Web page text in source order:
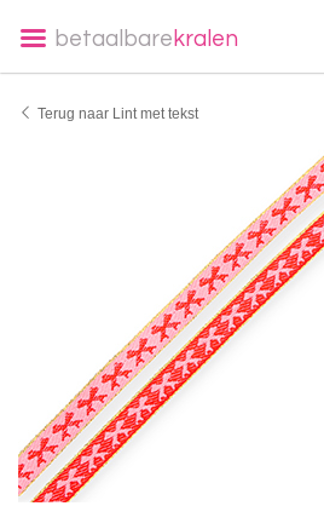
betaalbare kralen
Terug naar Lint met tekst